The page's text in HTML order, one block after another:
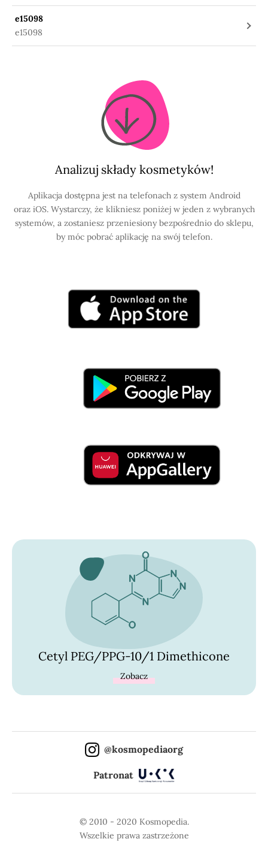
e15098
e15098
Analizuj składy kosmetyków!
Aplikacja dostępna jest na telefonach z system Android
oraz iOS. Wystarczy, że klikniesz poniżej w jeden z wybranych
systemów, a zostaniesz przeniesiony bezpośrednio do sklepu,
by móc pobrać aplikację na swój telefon.
Cetyl PEG/PPG-10/1 Dimethicone
Zobacz
@kosmopediaorg
Patronat
© 2010 - 2020 Kosmopedia.
Wszelkie prawa zastrzeżone